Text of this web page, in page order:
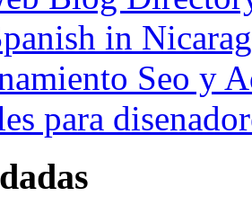
in
Seo y
para